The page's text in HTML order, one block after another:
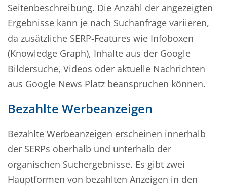
Seitenbeschreibung. Die Anzahl der angezeigten
Ergebnisse kann je nach Suchanfrage variieren,
da zusätzliche SERP-Features wie Infoboxen
(Knowledge Graph), Inhalte aus der Google
Bildersuche, Videos oder aktuelle Nachrichten
aus Google News Platz beanspruchen können.
Bezahlte Werbeanzeigen
Bezahlte Werbeanzeigen erscheinen innerhalb
der SERPs oberhalb und unterhalb der
organischen Suchergebnisse. Es gibt zwei
Hauptformen von bezahlten Anzeigen in den